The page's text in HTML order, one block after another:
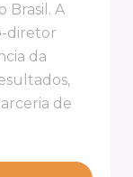
Brasil. A
diretor
da
de